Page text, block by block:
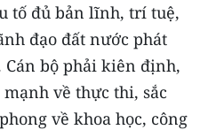
và Tây
tố đủ bản lĩnh, trí tuệ,
đạo đất nước phát
bộ phải kiên định,
về thực thi, sắc
về khoa học, công